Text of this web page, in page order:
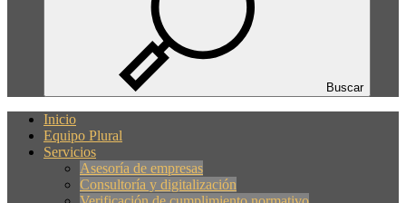
Buscar
Inicio
Equipo Plural
Servicios
Asesoría de empresas
Consultoría y digitalización